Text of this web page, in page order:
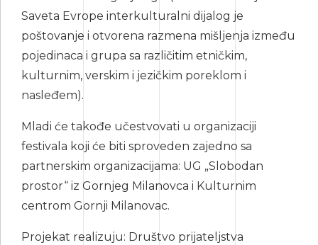
Saveta Evrope interkulturalni dijalog je
poštovanje i otvorena razmena mišljenja između
pojedinaca i grupa sa različitim etničkim,
kulturnim, verskim i jezičkim poreklom i
nasleđem).
Mladi će takođe učestvovati u organizaciji
festivala koji će biti sproveden zajedno sa
partnerskim organizacijama: UG „Slobodan
prostor“ iz Gornjeg Milanovca i Kulturnim
centrom Gornji Milanovac.
Projekat realizuju: Društvo prijateljstva